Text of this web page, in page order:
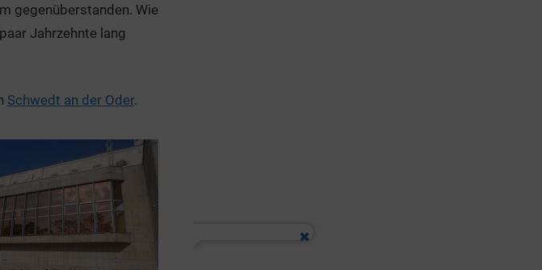
gegenüberstanden. Wie
Jahrzehnte lang
Schwedt an der Oder.